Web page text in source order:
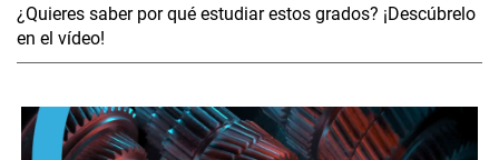
¿Quieres saber por qué estudiar estos grados? ¡Descúbrelo
en el vídeo!